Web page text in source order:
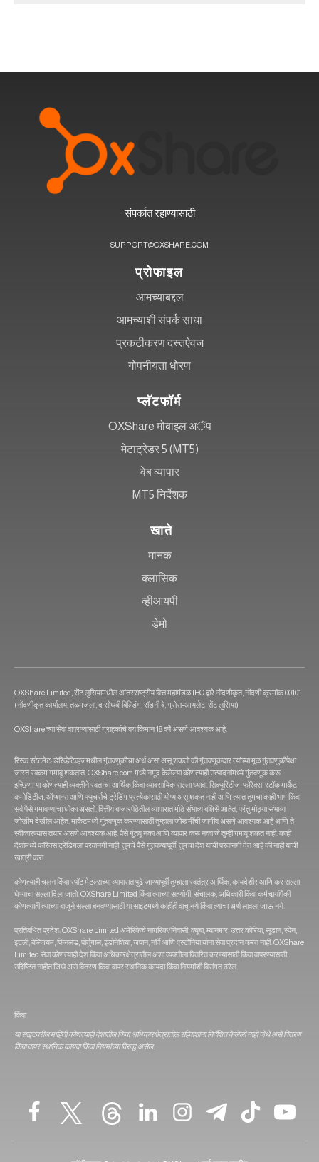
संपर्कात रहाण्यासाठी
SUPPORT@OXSHARE.COM
प्रोफाइल
आमच्याबद्दल
आमच्याशी संपर्क साधा
प्रकटीकरण दस्तऐवज
गोपनीयता धोरण
प्लॅटफॉर्म
OXShare मोबाइल अॅप
मेटाट्रेडर 5 (MT5)
वेब व्यापार
MT5 निर्देशक
खाते
मानक
क्लासिक
व्हीआयपी
डेमो
OXShare Limited, सेंट लुसियामधील आंतरराष्ट्रीय वित्त महामंडळ IBC द्वारे नोंदणीकृत, नोंदणी क्रमांक 00101
(नोंदणीकृत कार्यालय: तळमजला, द सोथबी बिल्डिंग, रॉडनी बे, ग्रोस-आयलेट, सेंट लुसिया)
OXShare च्या सेवा वापरण्यासाठी ग्राहकांचे वय किमान 18 वर्षे असणे आवश्यक आहे.
रिस्क स्टेटमेंट: डेरिव्हेटिव्हजमधील गुंतवणुकीचा अर्थ असा असू शकतो की गुंतवणूकदार त्यांच्या मूळ गुंतवणुकीपेक्षा
जास्त रक्कम गमावू शकतात. OXShare.com मध्ये नमूद केलेल्या कोणत्याही उत्पादनांमध्ये गुंतवणूक करू
इच्छिणाऱ्या कोणत्याही व्यक्तीने स्वतःचा आर्थिक किंवा व्यावसायिक सल्ला घ्यावा. सिक्युरिटीज, फॉरेक्स, स्टॉक मार्केट,
कमोडिटीज, ऑप्शन्स आणि फ्युचर्सचे ट्रेडिंग प्रत्येकासाठी योग्य असू शकत नाही आणि त्यात तुमचा काही भाग किंवा
सर्व पैसे गमावण्याचा धोका असतो. वित्तीय बाजारपेठेतील व्यापारात मोठे संभाव्य बक्षिसे आहेत, परंतु मोठ्या संभाव्य
जोखीम देखील आहेत. मार्केटमध्ये गुंतवणूक करण्यासाठी तुम्हाला जोखमींची जाणीव असणे आवश्यक आहे आणि ते
स्वीकारण्यास तयार असणे आवश्यक आहे. पैसे गुंतवू नका आणि व्यापार करू नका जे तुम्ही गमावू शकत नाही. काही
देशांमध्ये फॉरेक्स ट्रेडिंगला परवानगी नाही, तुमचे पैसे गुंतवण्यापूर्वी, तुमचा देश याची परवानगी देत आहे की नाही याची
खात्री करा.
कोणत्याही चलन किंवा स्पॉट मेटल्सच्या व्यापारात पुढे जाण्यापूर्वी तुम्हाला स्वतंत्र आर्थिक, कायदेशीर आणि कर सल्ला
घेण्याचा सल्ला दिला जातो. OXShare Limited किंवा त्‍याच्‍या सहयोगी, संचालक, अधिकारी किंवा कर्मचार्‍यांपैकी
कोणत्‍याही त्‍याच्‍या बाजूने सल्‍ला बनवण्‍यासाठी या साइटमध्‍ये काहीही वाचू नये किंवा त्याचा अर्थ लावला जाऊ नये.
प्रतिबंधित प्रदेश: OXShare Limited अमेरिकेचे नागरिक/निवासी, क्यूबा, म्यानमार, उत्तर कोरिया, सूडान, स्पेन,
इटली, बेल्जियम, फिनलंड, पोर्तुगाल, इंडोनेशिया, जपान, नॉर्वे आणि एस्टोनिया यांना सेवा प्रदान करत नाही. OXShare
Limited सेवा कोणत्याही देश किंवा अधिकारक्षेत्रातील अशा व्यक्तीला वितरित करण्यासाठी किंवा वापरण्यासाठी
उद्दिष्टित नाहीत जिथे असे वितरण किंवा वापर स्थानिक कायदा किंवा नियमांशी विसंगत ठरेल.
किंवा
या साइटवरील माहिती कोणत्याही देशातील किंवा अधिकारक्षेत्रातील रहिवाशांना निर्देशित केलेली नाही जेथे असे वितरण
किंवा वापर स्थानिक कायदा किंवा नियमांच्या विरुद्ध असेल.